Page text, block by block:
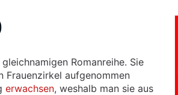
Romanreihe. Sie
Frauenzirkel aufgenommen
erwachsen, weshalb man sie aus